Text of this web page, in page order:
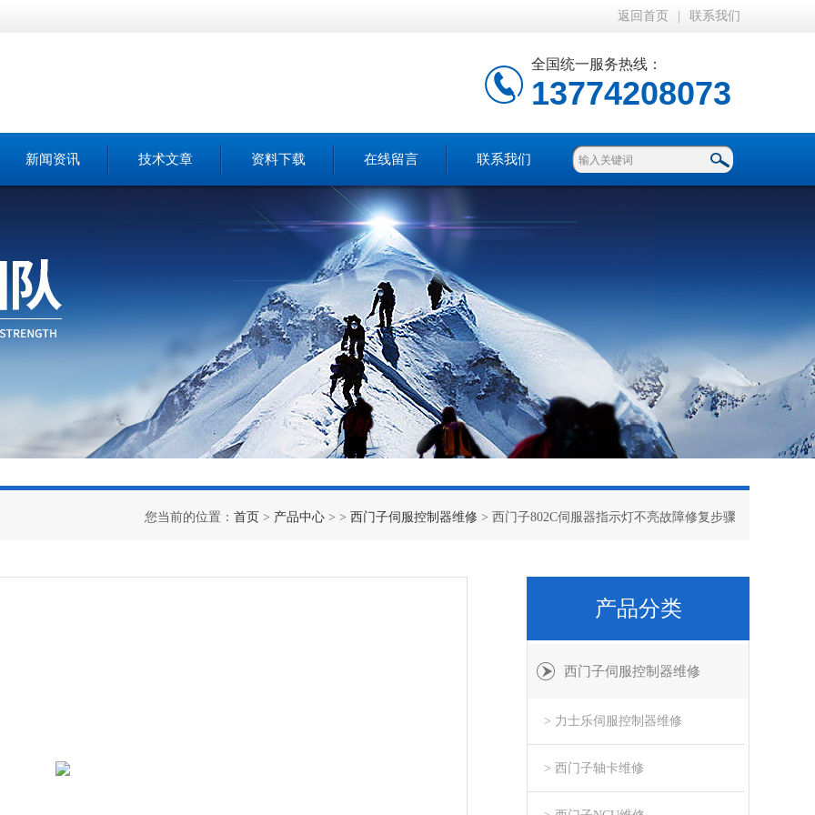
返回首页 联系我们
全国统一服务热线：
13774208073
新闻资讯 技术文章 资料下载 在线留言 联系我们
您当前的位置： 首页 > 产品中心 > > 西门子伺服控制器维修 > 西门子802C伺服器指示灯不亮故障修复步骤
产品分类
西门子伺服控制器维修
> 力士乐伺服控制器维修
> 西门子轴卡维修